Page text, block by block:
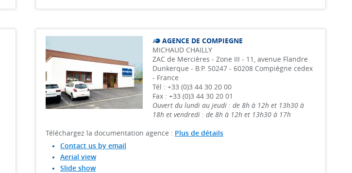
AGENCE DE COMPIEGNE
MICHAUD CHAILLY
ZAC de Mercières - Zone III - 11, avenue Flandre
Dunkerque - B.P. 50247 - 60208 Compiègne cedex
- France
Tél : +33 (0)3 44 30 20 00
Fax : +33 (0)3 44 30 20 01
Ouvert du lundi au jeudi : de 8h à 12h et 13h30 à
18h et vendredi : de 8h à 12h et 13h30 à 17h
Téléchargez la documentation agence : Plus de détails
Contact us by email
Aerial view
Slide show